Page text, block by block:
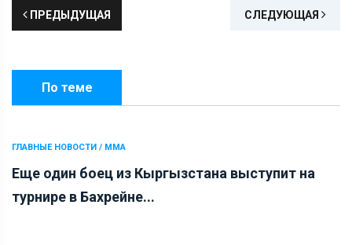
ПРЕДЫДУЩАЯ СЛЕДУЮЩАЯ
По теме
ГЛАВНЫЕ НОВОСТИ / ММА
Еще один боец из Кыргызстана выступит на
турнире в Бахрейне...